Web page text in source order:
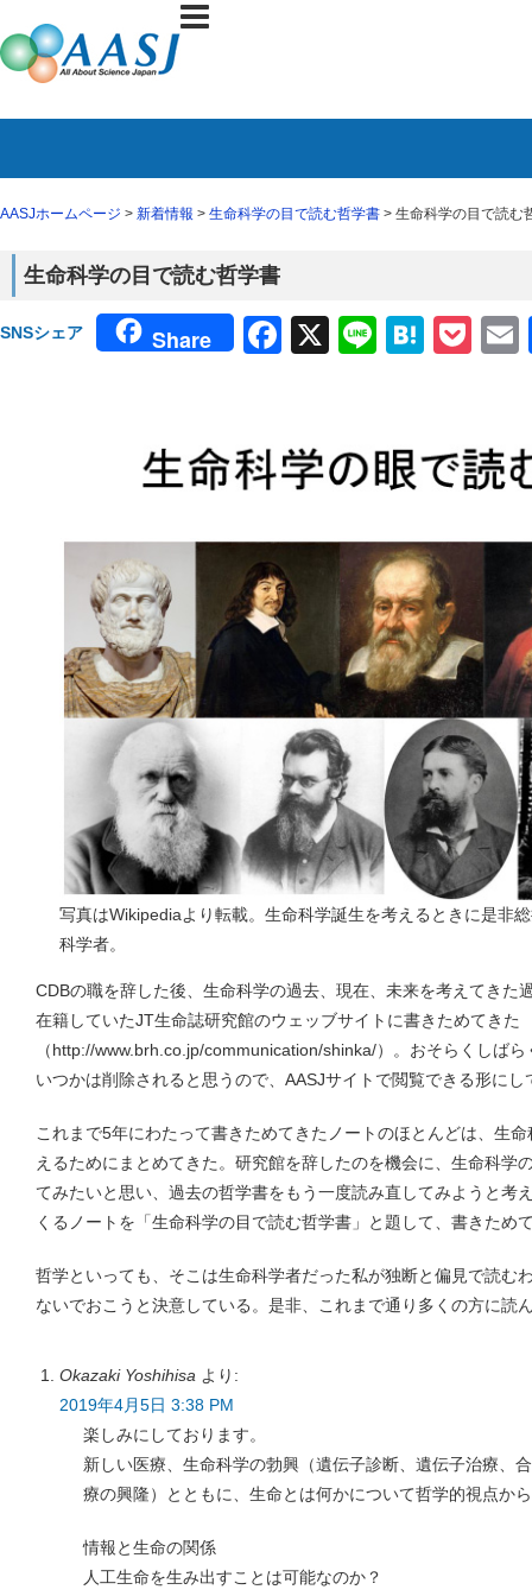
AASJホームページ > 新着情報 > 生命科学の目で読む哲学書 > 生命科学の目で読む
生命科学の目で読む哲学書
SNSシェア Share Facebook
X Line
写真はWikipediaより転載。生命科学誕生を考えるときに是非
科学者。
CDBの職を辞した後、生命科学の過去、現在、未来を考えてきた
在籍していたJT生命誌研究館のウェッブサイトに書きためてきた
（http://www.brh.co.jp/communication/shinka/）。おそらくしば
いつかは削除されると思うので、AASJサイトで閲覧できる形に
これまで5年にわたって書きためてきたノートのほとんどは、生
えるためにまとめてきた。研究館を辞したのを機会に、生命科学
てみたいと思い、過去の哲学書をもう一度読み直してみようと考
くるノートを「生命科学の目で読む哲学書」と題して、書きため
哲学といっても、そこは生命科学者だった私が独断と偏見で読む
ないでおこうと決意している。是非、これまで通り多くの方に読
Okazaki Yoshihisa より:
2019年4月5日 3:38 PM
楽しみにしております。
新しい医療、生命科学の勃興（遺伝子診断、遺伝子治療、
療の興隆）とともに、生命とは何かについて哲学的視点か
情報と生命の関係
人工生命を生み出すことは可能なのか？